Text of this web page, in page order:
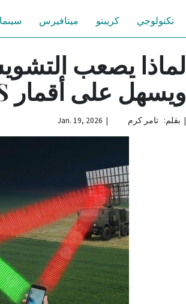
تكنولوجي كريبتو ميتافيرس سينما
لماذا يصعب
ويسهل على أقمار GPS؟
| بقلم: تامر كرم | Jan. 19, 2026